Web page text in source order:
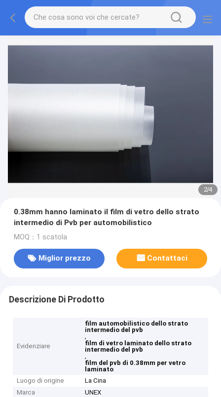
2/4
0.38mm hanno laminato il film di vetro dello strato
intermedio di Pvb per automobilistico
MOQ：1 scatola
Miglior prezzo Contattaci
Descrizione Di Prodotto
Evidenziare
film automobilistico dello strato
intermedio del pvb
,
film di vetro laminato dello strato
intermedio del pvb
,
film del pvb di 0.38mm per vetro
laminato
Luogo di origine
La Cina
Marca
UNEX